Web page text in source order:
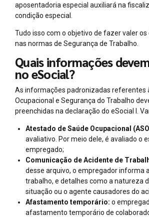
aposentadoria especial auxiliará na
condição especial.
Tudo isso com o objetivo de fazer valer
nas normas de Segurança de Trabalho.
Quais informações
no eSocial?
As informações padronizadas referentes
Ocupacional e Segurança do Trabalho
preenchidas na declaração do eSocial l.
Atestado de Saúde Ocupacional
avaliativo. Por meio dele, é avaliado o
empregado;
Comunicação de Acidente de
desse arquivo, o empregador informa
trabalho, e detalhes como a natureza
situação ou o agente causadores do
Afastamento temporário: o
afastamento temporário de